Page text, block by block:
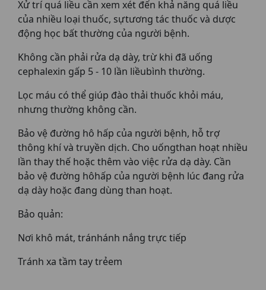
Xử trí quá liều cần xem xét đến khả năng quá liều
của nhiều loại thuốc, sựtương tác thuốc và dược
động học bất thường của người bệnh.
Không cần phải rửa dạ dày, trừ khi đã uống
cephalexin gấp 5 - 10 lần liềubình thường.
Lọc máu có thể giúp đào thải thuốc khỏi máu,
nhưng thường không cần.
Bảo vệ đường hô hấp của người bệnh, hỗ trợ
thông khí và truyền dịch. Cho uốngthan hoạt nhiều
lần thay thế hoặc thêm vào việc rửa dạ dày. Cần
bảo vệ đường hôhấp của người bệnh lúc đang rửa
dạ dày hoặc đang dùng than hoạt.
Bảo quản:
Nơi khô mát, tránhánh nắng trực tiếp
Tránh xa tầm tay trẻem